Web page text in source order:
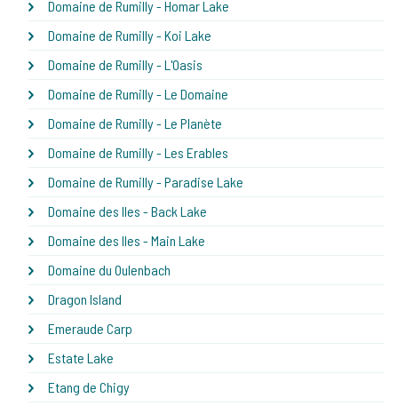
Domaine de Rumilly - Homar Lake
Domaine de Rumilly - Koi Lake
Domaine de Rumilly - L'Oasis
Domaine de Rumilly - Le Domaine
Domaine de Rumilly - Le Planète
Domaine de Rumilly - Les Erables
Domaine de Rumilly - Paradise Lake
Domaine des Iles - Back Lake
Domaine des Iles - Main Lake
Domaine du Oulenbach
Dragon Island
Emeraude Carp
Estate Lake
Etang de Chigy